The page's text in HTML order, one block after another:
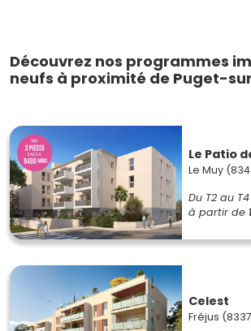
Découvrez nos programmes
neufs à proximité de Puget-
Le Patio
Le Muy
Du T2 au T4
à partir de
Celest
Fréjus